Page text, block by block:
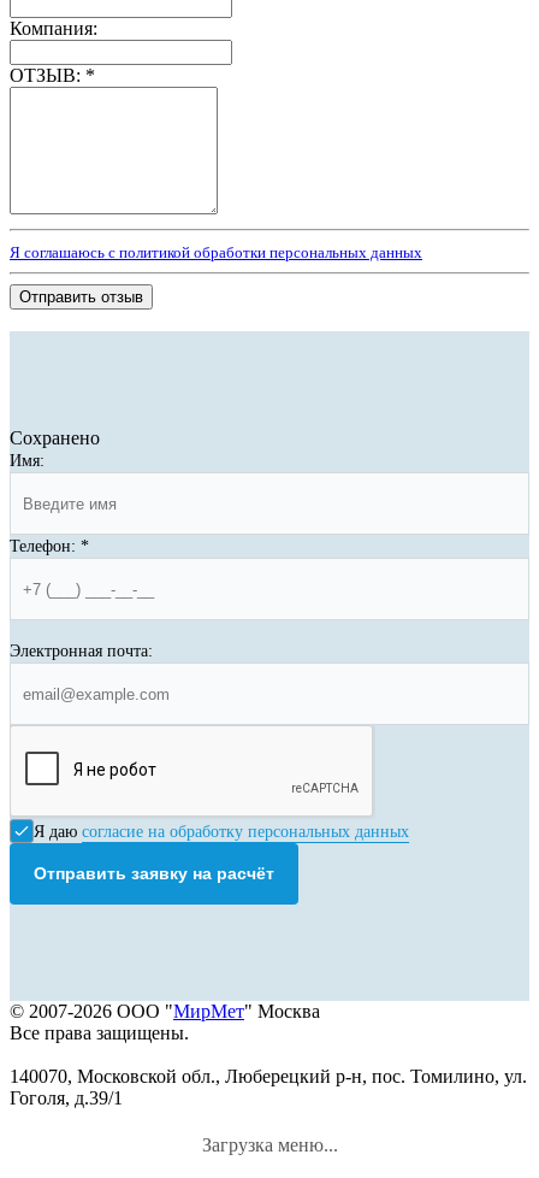
Компания:
ОТЗЫВ: *
Я соглашаюсь с политикой обработки персональных данных
Отправить отзыв
Сохранено
Имя:
Телефон: *
Электронная почта:
Я даю согласие на обработку персональных данных
Отправить заявку на расчёт
© 2007-2026 ООО "МирМет" Москва
Все права защищены.
140070, Московской обл., Люберецкий р-н, пос. Томилино, ул.
Гоголя, д.39/1
Загрузка меню...